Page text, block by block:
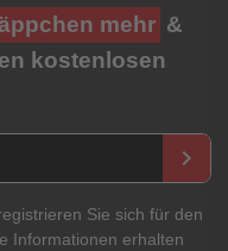
mehr &
kostenlosen
keyboard_arrow_right
Sie sich für den
Informationen erhalten